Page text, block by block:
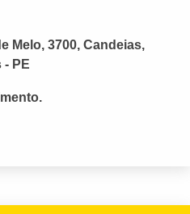
Melo, 3700, Candeias,
- PE